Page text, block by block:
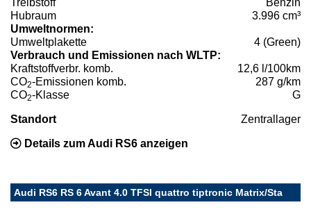
Hubraum
3.996 cm³
Umweltnormen:
Umweltplakette
4 (Green)
Verbrauch und Emissionen nach WLTP:
Kraftstoffverbr. komb.
12,6 l/100km
CO2-Emissionen komb.
287 g/km
CO2-Klasse G
Standort Zentrallager
Details zum Audi RS6 anzeigen
Audi RS6 RS 6 Avant 4.0 TFSI quattro tiptronic Matrix/Sta